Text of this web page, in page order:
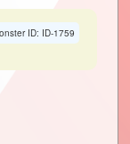
ID: ID-1759